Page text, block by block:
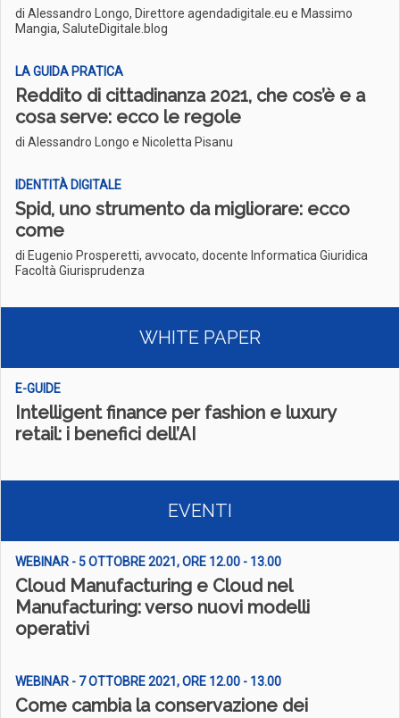
di Alessandro Longo, Direttore agendadigitale.eu e Massimo
Mangia, SaluteDigitale.blog
LA GUIDA PRATICA
Reddito di cittadinanza 2021, che cos’è e a
cosa serve: ecco le regole
di Alessandro Longo e Nicoletta Pisanu
IDENTITÀ DIGITALE
Spid, uno strumento da migliorare: ecco
come
di Eugenio Prosperetti, avvocato, docente Informatica Giuridica
Facoltà Giurisprudenza
WHITE PAPER
E-GUIDE
Intelligent finance per fashion e luxury
retail: i benefici dell’AI
EVENTI
WEBINAR - 5 OTTOBRE 2021, ORE 12.00 - 13.00
Cloud Manufacturing e Cloud nel
Manufacturing: verso nuovi modelli
operativi
WEBINAR - 7 OTTOBRE 2021, ORE 12.00 - 13.00
Come cambia la conservazione dei